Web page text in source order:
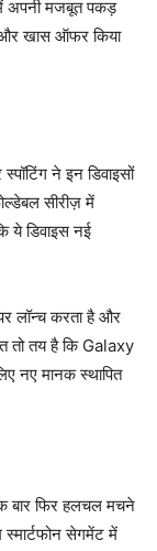
अपनी मजबूत पकड़
खास ऑफर किया
ने इन डिवाइसों
सीरीज़ में
ये डिवाइस नई
लॉन्च करता है और
तो तय है कि Galaxy
नए मानक स्थापित
बार फिर हलचल मचने
सेगमेंट में